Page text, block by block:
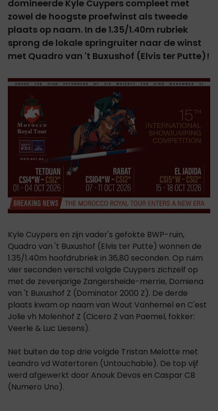
domineerde Kyle Cuypers compleet met
zowel de hoogste proefwinst als tweede
plaats op naam. In de 1.35/1.40m rubriek
sprong de lokale springruiter naar de winst
met Quadro van 't Buxushof (Elvis ter Putte)!
Kyle Cuypers en zijn vader's gefokte BWP-ruin,
Quadro van 't Buxushof (Elvis ter Putte) wonnen de
1.35/1.40m hoofdrubriek in 36,80 seconden. Op ruim
vier seconden verschil volgde Cuypers zichzelf op
met de zevenjarige Zangersheide-merrie, Domiena
van 't Buxushof Z (Dominator 2000 Z). De derde
plaats kwam op naam van Wout Vanhemel en C'est
Jolie vh Molenhof Z (Cicero Z van Paemel, fokker:
Veerle & Luc Liesens).
Net buiten de top drie volgde Tristan Melotte met
Leandro vd Watertoren (Untouchable). De top vijf
werd afgewerkt door Anouk Devos en Caspar CB
(Numero Uno).